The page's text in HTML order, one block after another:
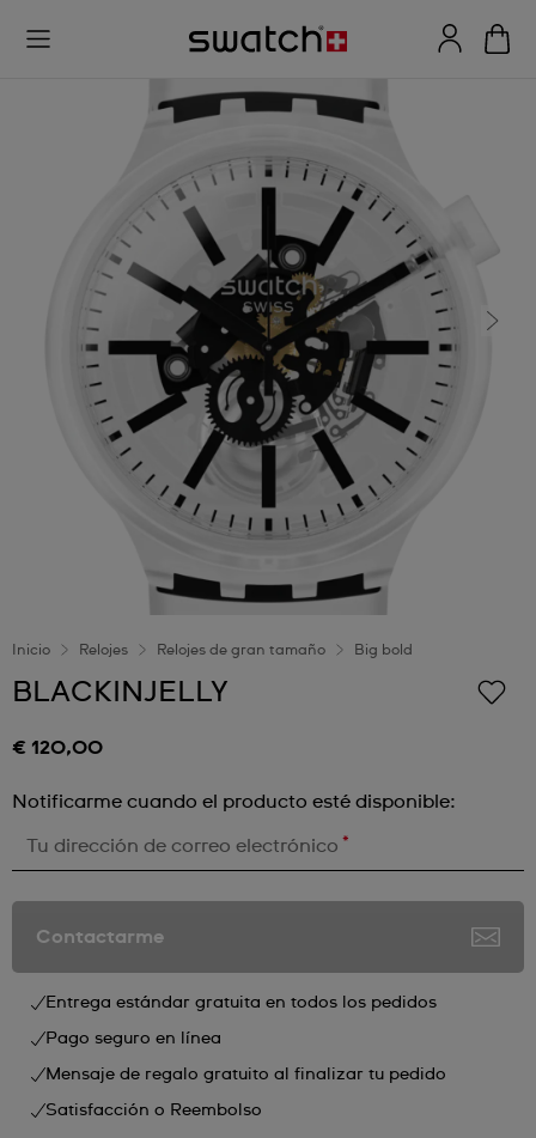
Inicio Relojes Relojes de gran tamaño Big bold
BLACKINJELLY
€ 120,00
Notificarme cuando el producto esté disponible:
Tu dirección de correo electrónico *
Contactarme
Entrega estándar gratuita en todos los pedidos
Pago seguro en línea
Mensaje de regalo gratuito al finalizar tu pedido
Satisfacción o Reembolso